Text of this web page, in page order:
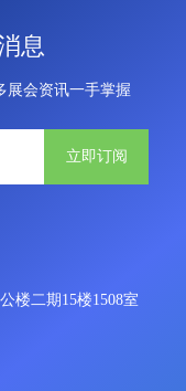
息
展会资讯一手掌握
立即订阅
楼二期15楼1508室